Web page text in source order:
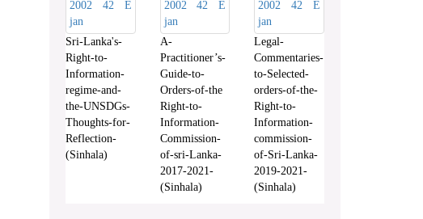
Sri-Lanka's-
Right-to-
Information-
regime-and-
the-UNSDGs-
Thoughts-for-
Reflection-
(Sinhala)
A-
Practitioner’s-
Guide-to-
Orders-of-the
Right-to-
Information-
Commission-
of-sri-Lanka-
2017-2021-
(Sinhala)
Legal-
Commentaries-
to-Selected-
orders-of-the-
Right-to-
Information-
commission-
of-Sri-Lanka-
2019-2021-
(Sinhala)